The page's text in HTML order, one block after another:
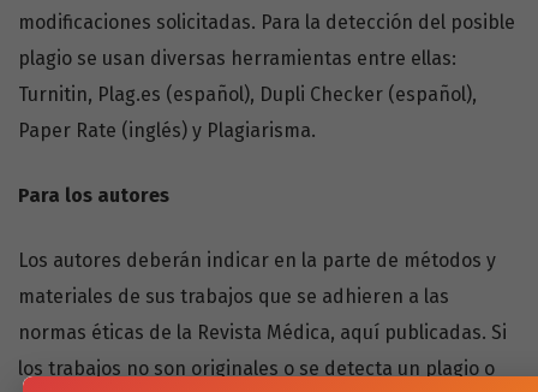
modificaciones solicitadas. Para la detección del posible
plagio se usan diversas herramientas entre ellas:
Turnitin, Plag.es (español), Dupli Checker (español),
Paper Rate (inglés) y Plagiarisma.
Para los autores
Los autores deberán indicar en la parte de métodos y
materiales de sus trabajos que se adhieren a las
normas éticas de la Revista Médica, aquí publicadas. Si
los trabajos no son originales o se detecta un plagio o